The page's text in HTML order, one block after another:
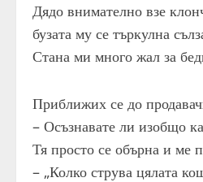
Дядо внимателно взе
бузата му се търкулна
Стана ми много жал за
Приближих се до
– Осъзнавате ли изобщо
Тя просто се обърна и ме
– „Колко струва цялата